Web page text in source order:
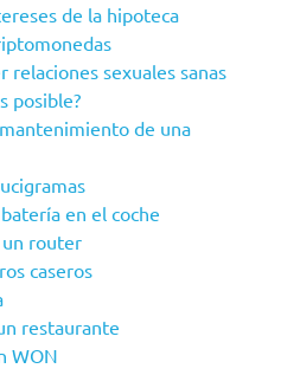
de la hipoteca
sexuales sanas
posible?
de una
en el coche
router
caseros
restaurante
WON